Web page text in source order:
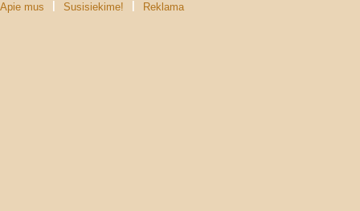
Apie mus Susisiekime! Reklama